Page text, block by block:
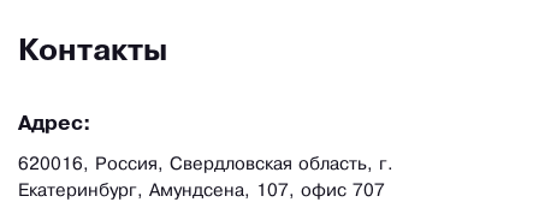
Контакты
Адрес:
620016, Россия, Свердловская область, г.
Екатеринбург, Амундсена, 107, офис 707